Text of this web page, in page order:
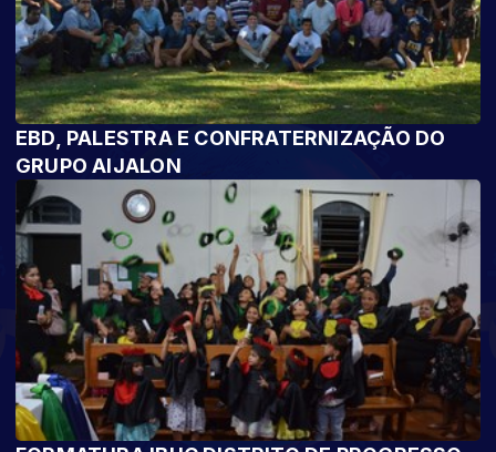
EBD, PALESTRA E CONFRATERNIZAÇÃO DO
GRUPO AIJALON